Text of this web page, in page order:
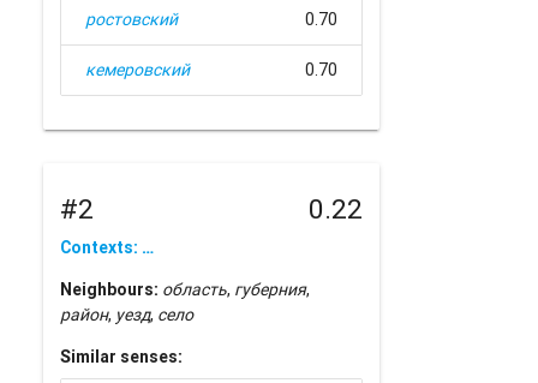
ростовский 0.70
кемеровский 0.70
#2 0.22
Contexts: …
Neighbours: область, губерния,
район, уезд, село
Similar senses: